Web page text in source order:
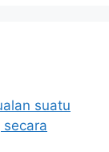
suatu